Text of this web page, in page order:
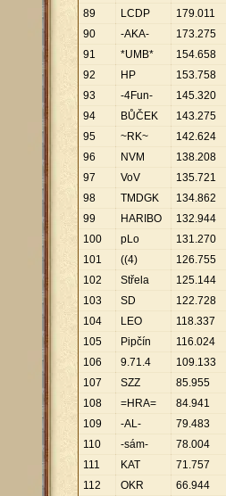
89
LCDP 179.011
90
-AKA- 173.275
91
*UMB* 154.658
92
HP 153.758
93
-4Fun- 145.320
94
BŮČEK 143.275
95
~RK~ 142.624
96
NVM 138.208
97
VoV 135.721
98
TMDGK 134.862
99
HARIBO 132.944
100
pLo 131.270
101
((4) 126.755
102
Střela 125.144
103
SD 122.728
104
LEO 118.337
105
Pipčín 116.024
106
9.71.4 109.133
107
SZZ 85.955
108
=HRA= 84.941
109
-AL- 79.483
110
-sám- 78.004
111
KAT 71.757
112
OKR 66.944